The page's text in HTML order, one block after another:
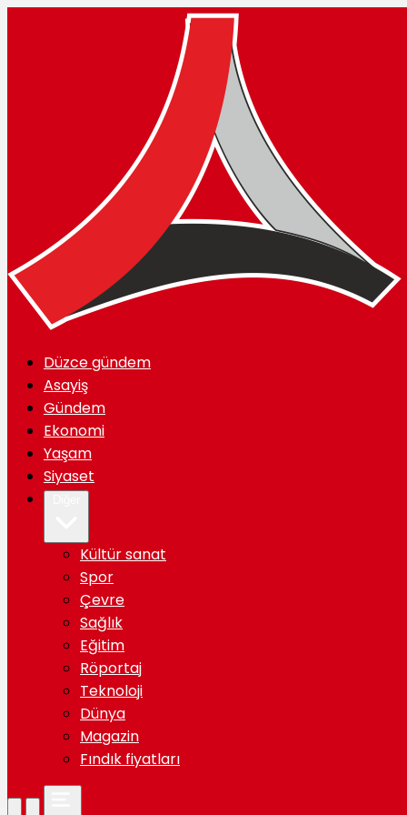
Düzce gündem
Asayiş
Gündem
Ekonomi
Yaşam
Siyaset
Kültür sanat
Spor
Çevre
Sağlık
Eğitim
Röportaj
Teknoloji
Dünya
Magazin
Fındık fiyatları